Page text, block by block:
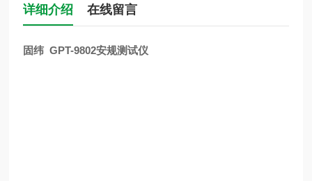
详细介绍 在线留言
固纬 GPT-9802安规测试仪